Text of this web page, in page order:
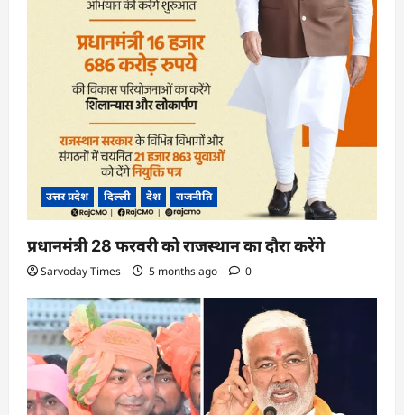
उत्तर प्रदेश दिल्ली देश राजनीति
प्रधानमंत्री 28 फरवरी को राजस्थान का दौरा करेंगे
Sarvoday Times 5 months ago 0